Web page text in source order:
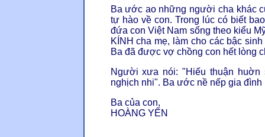
Ba ước ao những người cha khác
tự hào về con. Trong lúc có biết
đứa con Việt Nam sống theo kiểu
KÍNH cha mẹ, làm cho các bậc
Ba đã được vợ chồng con hết lòng
Người xưa nói: "Hiếu thuận
nghịch nhi". Ba ước nề nếp gia đình
Ba của con,
HOÀNG YẾN